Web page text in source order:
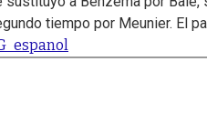
tiempo por Meunier. El